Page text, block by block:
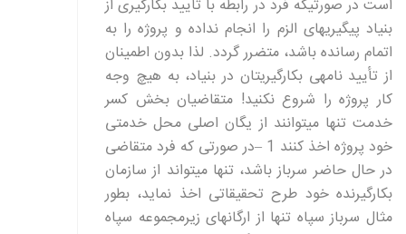
است در صورتیکه فرد در رابطه با تأیید بکارگیری از
بنیاد پیگیریهای الزم را انجام نداده و پروژه را به
اتمام رسانده باشد، متضرر گردد. لذا بدون اطمینان
از تأیید نامهی بکارگیریتان در بنیاد، به هیچ وجه
کار پروژه را شروع نکنید! متقاضیان بخش کسر
خدمت تنها میتوانند از یگان اصلی محل خدمتی
خود پروژه اخذ کنند 1 –در صورتی که فرد متقاضی
در حال حاضر سرباز باشد، تنها میتواند از سازمان
بکارگیرنده خود طرح تحقیقاتی اخذ نماید، بطور
مثال سرباز سپاه تنها از ارگانهای زیرمجموعه سپاه